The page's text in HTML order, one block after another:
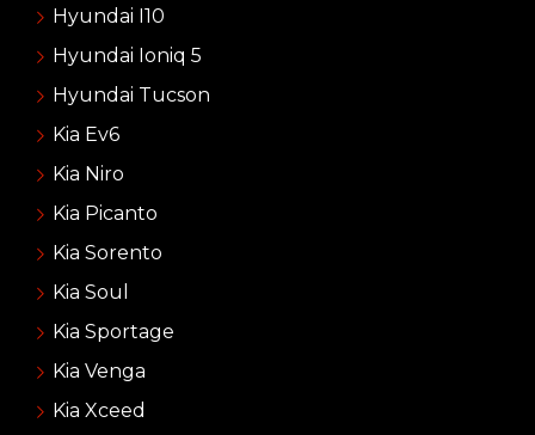
Hyundai I10
Hyundai Ioniq 5
Hyundai Tucson
Kia Ev6
Kia Niro
Kia Picanto
Kia Sorento
Kia Soul
Kia Sportage
Kia Venga
Kia Xceed